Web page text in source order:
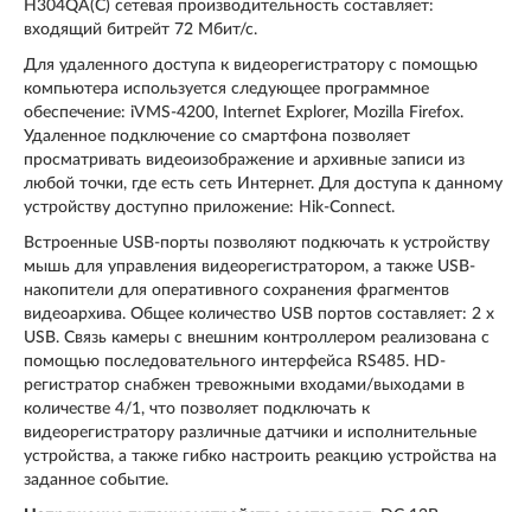
H304QA(C) сетевая производительность составляет:
входящий битрейт 72 Мбит/с.
Для удаленного доступа к видеорегистратору с помощью
компьютера используется следующее программное
обеспечение: iVMS-4200, Internet Explorer, Mozilla Firefox.
Удаленное подключение со смартфона позволяет
просматривать видеоизображение и архивные записи из
любой точки, где есть сеть Интернет. Для доступа к данному
устройству доступно приложение: Hik-Connect.
Встроенные USB-порты позволяют подкючать к устройству
мышь для управления видеорегистратором, а также USB-
накопители для оперативного сохранения фрагментов
видеоархива. Общее количество USB портов составляет: 2 x
USB. Связь камеры с внешним контроллером реализована с
помощью последовательного интерфейса RS485. HD-
регистратор снабжен тревожными входами/выходами в
количестве 4/1, что позволяет подключать к
видеорегистратору различные датчики и исполнительные
устройства, а также гибко настроить реакцию устройства на
заданное событие.